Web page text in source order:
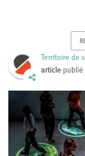
Territoire de
article